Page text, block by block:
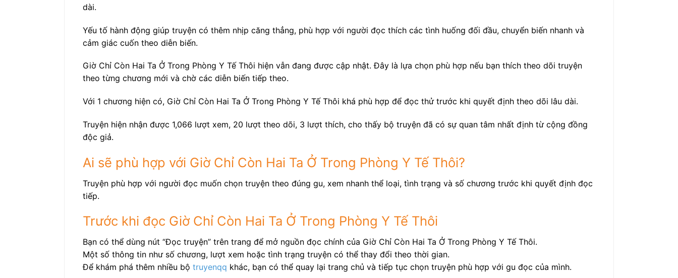
dài.
Yếu tố hành động giúp truyện có thêm nhịp căng thẳng, phù hợp với người đọc thích các tình huống đối đầu, chuyển biến nhanh và
cảm giác cuốn theo diễn biến.
Giờ Chỉ Còn Hai Ta Ở Trong Phòng Y Tế Thôi hiện vẫn đang được cập nhật. Đây là lựa chọn phù hợp nếu bạn thích theo dõi truyện
theo từng chương mới và chờ các diễn biến tiếp theo.
Với 1 chương hiện có, Giờ Chỉ Còn Hai Ta Ở Trong Phòng Y Tế Thôi khá phù hợp để đọc thử trước khi quyết định theo dõi lâu dài.
Truyện hiện nhận được 1,066 lượt xem, 20 lượt theo dõi, 3 lượt thích, cho thấy bộ truyện đã có sự quan tâm nhất định từ cộng đồng
độc giả.
Ai sẽ phù hợp với Giờ Chỉ Còn Hai Ta Ở Trong Phòng Y Tế Thôi?
Truyện phù hợp với người đọc muốn chọn truyện theo đúng gu, xem nhanh thể loại, tình trạng và số chương trước khi quyết định đọc
tiếp.
Trước khi đọc Giờ Chỉ Còn Hai Ta Ở Trong Phòng Y Tế Thôi
Bạn có thể dùng nút “Đọc truyện” trên trang để mở nguồn đọc chính của Giờ Chỉ Còn Hai Ta Ở Trong Phòng Y Tế Thôi.
Một số thông tin như số chương, lượt xem hoặc tình trạng truyện có thể thay đổi theo thời gian.
Để khám phá thêm nhiều bộ truyenqq khác, bạn có thể quay lại trang chủ và tiếp tục chọn truyện phù hợp với gu đọc của mình.